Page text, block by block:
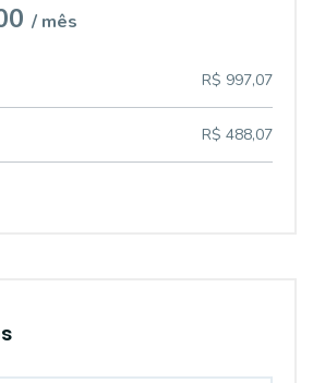
/ mês
R$ 997,07
R$ 488,07